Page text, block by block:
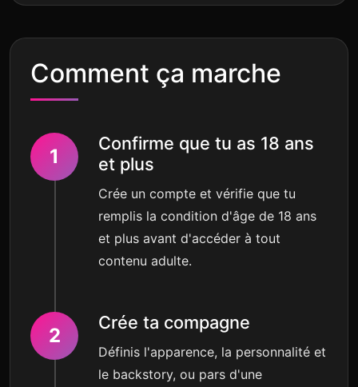
Comment ça marche
1
Confirme que tu as 18 ans
et plus
Crée un compte et vérifie que tu
remplis la condition d'âge de 18 ans
et plus avant d'accéder à tout
contenu adulte.
2
Crée ta compagne
Définis l'apparence, la personnalité et
le backstory, ou pars d'une